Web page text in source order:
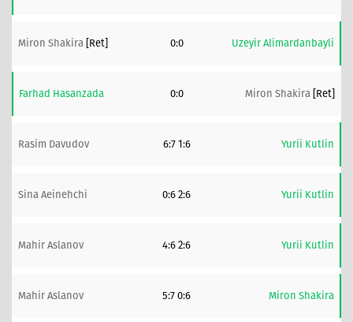
Miron Shakira [ret] 0:0 Uzeyir Alimardanbayli
Farhad Hasanzada 0:0 Miron Shakira [ret]
Rasim Davudov 6:7 1:6 Yurii Kutlin
Sina Aeinehchi 0:6 2:6 Yurii Kutlin
Mahir Aslanov 4:6 2:6 Yurii Kutlin
Mahir Aslanov 5:7 0:6 Miron Shakira